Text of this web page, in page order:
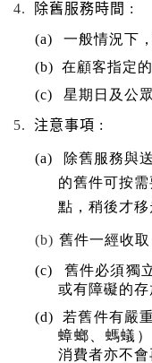
4. 除舊服務時間 :
(a)
一般情況下
(b) 在顧客指定
(c)
星期日及公
5.
注意事項 :
(a)
除舊服務與
的舊件可按
點，稍後才
(b) 舊件一經收
(c)
舊件必須獨
或有障礙的存
(d)
若舊件有嚴
蟑螂、螞蟻
消費者亦不